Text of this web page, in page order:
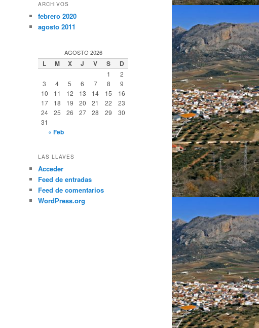
ARCHIVOS
febrero 2020
agosto 2011
AGOSTO 2026
L M X J V S D
1
2
3
4 5 6 7 8
9
10
11 12 13 14 15
16
17
18 19 20 21 22
23
24
25 26 27 28 29
30
31
« Feb
LAS LLAVES
Acceder
Feed de entradas
Feed de comentarios
WordPress.org